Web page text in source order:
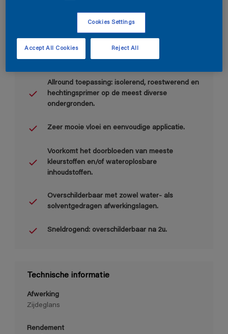
Allround toepassing: isolerend, roestwerend en
hechtingsprimer op de meest diverse
ondergronden.
Zeer mooie vloei en eenvoudige applicatie.
Voorkomt het doorbloeden van meeste
kleurstoffen en/of wateroplosbare
inhoudstoffen.
Overschilderbaar met zowel water- als
solventgedragen afwerkingslagen.
Sneldrogend: overschilderbaar na 2u.
Technische informatie
Afwerking
Zijdeglans
Rendement
Cookies Settings
Reject All
Accept All Cookies